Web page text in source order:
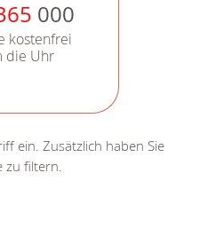
000
kostenfrei
die Uhr
ein. Zusätzlich haben Sie
zu filtern.